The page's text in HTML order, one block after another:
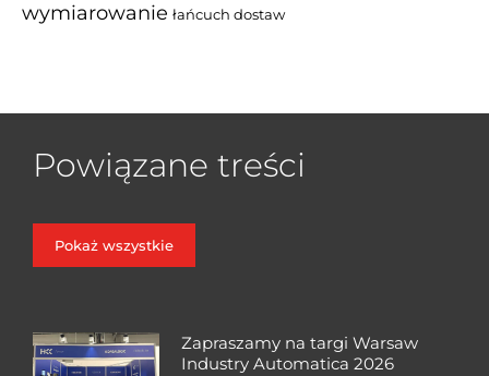
wymiarowanie łańcuch dostaw
Powiązane treści
Pokaż wszystkie
Zapraszamy na targi Warsaw
Industry Automatica 2026